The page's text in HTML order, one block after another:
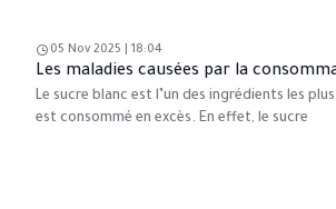
05 Nov 2025 | 18:04
Les maladies causées par la
Le sucre blanc est l’un des ingrédients les
est consommé en excès. En effet, le sucre